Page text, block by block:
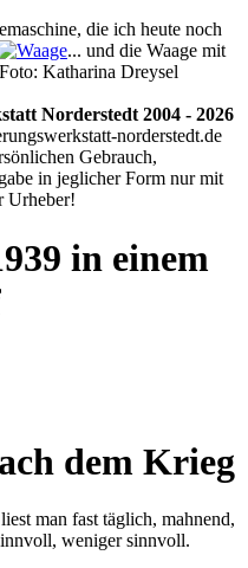
die ich heute noch
... und die Waage mit
Katharina Dreysel
Norderstedt 2004 - 2026
norderstedt.de
Gebrauch,
in jeglicher Form nur mit
Urheber!
in einem
dem Krieg
man fast täglich, mahnend,
weniger sinnvoll.